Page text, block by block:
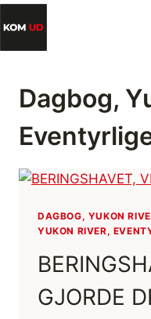
Fortsæt
til
indhold
Dagbog,
DAGBOG, YUKON
YUKON RIVER,
GJORDE